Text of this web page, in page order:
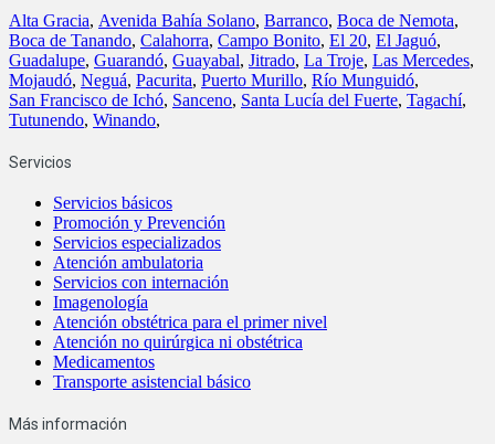
Alta Gracia, Avenida Bahía Solano, Barranco, Boca de Nemota,
Boca de Tanando, Calahorra, Campo Bonito, El 20, El Jaguó,
Guadalupe, Guarandó, Guayabal, Jitrado, La Troje, Las Mercedes,
Mojaudó, Neguá, Pacurita, Puerto Murillo, Río Munguidó,
San Francisco de Ichó, Sanceno, Santa Lucía del Fuerte, Tagachí,
Tutunendo, Winando,
Servicios
Servicios básicos
Promoción y Prevención
Servicios especializados
Atención ambulatoria
Servicios con internación
Imagenología
Atención obstétrica para el primer nivel
Atención no quirúrgica ni obstétrica
Medicamentos
Transporte asistencial básico
Más información